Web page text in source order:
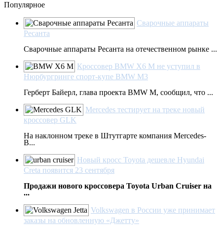
Популярное
Сварочные аппараты
Ресанта
Сварочные аппараты Ресанта на отечественном рынке ...
Кроссовер BMW X6 M не уступил в
Нюрбургринге спорт-купе BMW M3
Герберт Байерл, глава проекта BMW M, сообщил, что ...
Mercedes тестирует на треке новый
кроссовер GLK
На наклонном треке в Штутгарте компания Mercedes-
B...
Новый кросс Toyota дешевле Hyundai
Creta появится 23 сентября
Продажи нового кроссовера Toyota Urban Cruiser на
...
Volkswagen в России уже принимает
заказы на обновленную «Джетту»